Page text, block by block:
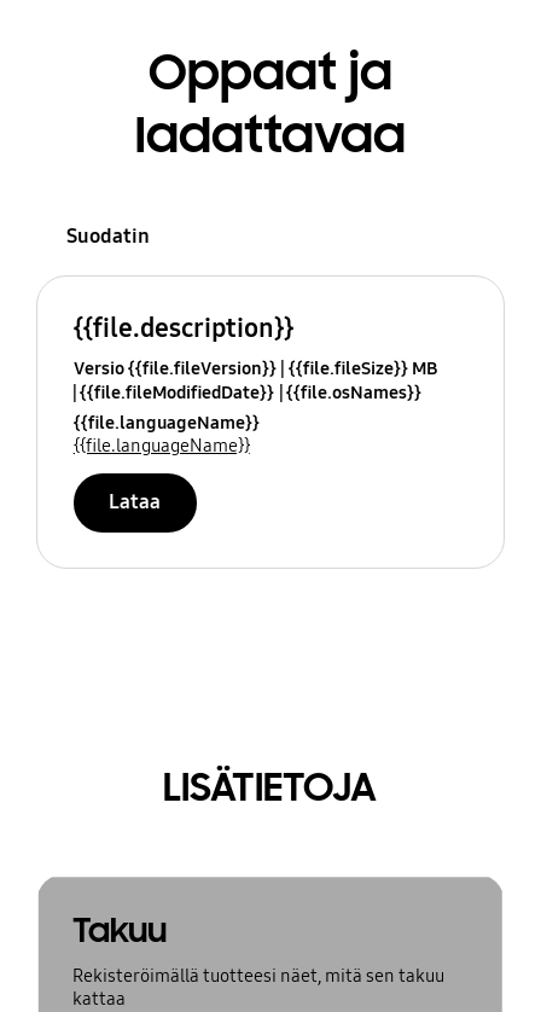
Oppaat ja
ladattavaa
Suodatin
{{file.description}}
Versio {{file.fileVersion}} {{file.fileSize}} MB
{{file.fileModifiedDate}} {{file.osNames}}
{{file.languageName}}
{{file.languageName}}
Lataa
LISÄTIETOJA
Takuu
Rekisteröimällä tuotteesi näet, mitä sen takuu
kattaa